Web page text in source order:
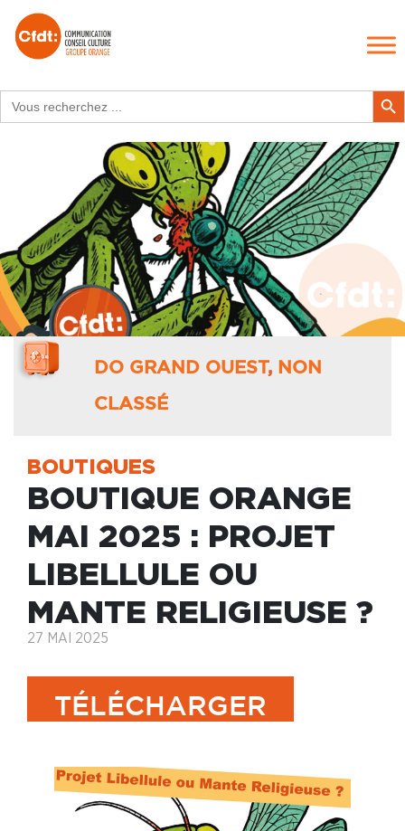
for:
Search
DO GRAND OUEST , NON
CLASSÉ
BOUTIQUES
BOUTIQUE ORANGE
MAI 2025 : PROJET
LIBELLULE OU
MANTE RELIGIEUSE ?
27 MAI 2025
TÉLÉCHARGER